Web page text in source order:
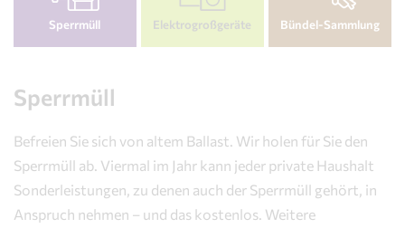
Sperrmüll Elektrogroßgeräte Bündel-Sammlung
Sperrmüll
Befreien Sie sich von altem Ballast. Wir holen für Sie den
Sperrmüll ab. Viermal im Jahr kann jeder private Haushalt
Sonderleistungen, zu denen auch der Sperrmüll gehört, in
Anspruch nehmen – und das kostenlos. Weitere